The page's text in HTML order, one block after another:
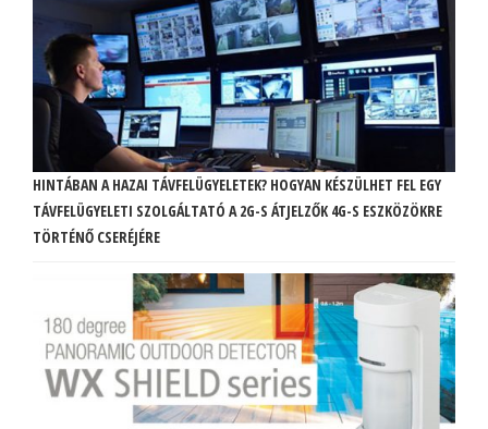
HINTÁBAN A HAZAI TÁVFELÜGYELETEK? HOGYAN KÉSZÜLHET FEL EGY
TÁVFELÜGYELETI SZOLGÁLTATÓ A 2G-S ÁTJELZŐK 4G-S ESZKÖZÖKRE
TÖRTÉNŐ CSERÉJÉRE